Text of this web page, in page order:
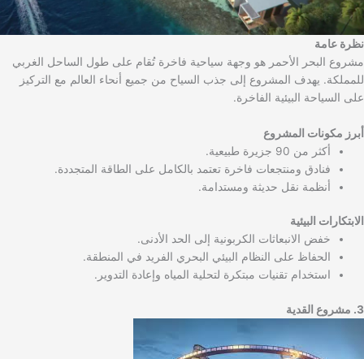
نظرة عامة
مشروع البحر الأحمر هو وجهة سياحية فاخرة تُقام على طول الساحل الغربي
للمملكة. يهدف المشروع إلى جذب السياح من جميع أنحاء العالم مع التركيز
على السياحة البيئية الفاخرة.
أبرز مكونات المشروع
أكثر من 90 جزيرة طبيعية.
فنادق ومنتجعات فاخرة تعتمد بالكامل على الطاقة المتجددة.
أنظمة نقل حديثة ومستدامة.
الابتكارات البيئية
خفض الانبعاثات الكربونية إلى الحد الأدنى.
الحفاظ على النظام البيئي البحري الفريد في المنطقة.
استخدام تقنيات مبتكرة لتحلية المياه وإعادة التدوير.
3. مشروع القدية